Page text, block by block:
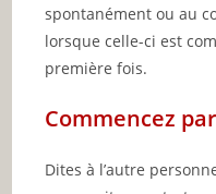
spontanément ou au
lorsque celle-ci est
première fois.
Commencez
Dites à l’autre